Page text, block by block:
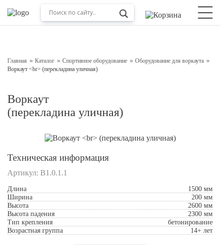
Главная Каталог Спортивное оборудование
Оборудование для воркаута
Воркаут <br> (перекладина уличная)
Воркаут
(перекладина уличная)
Техническая информация
Артикул: В1.0.1.1
Длина
1500 мм
Ширина
200 мм
Высота
2600 мм
Высота падения
2300 мм
Тип крепления
бетонирование
Возрастная группа
14+ лет
Оставьте заявку на консультацию
Подтверждаю свое согласие с
Отправить